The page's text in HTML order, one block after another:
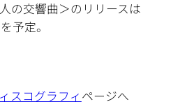
の交響曲＞のリリースは
予定。
スコグラフィ ページへ